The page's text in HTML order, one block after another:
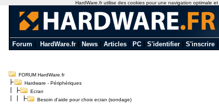
Forum HardWare.fr News Articles PC S'identifier S'inscrire
FORUM HardWare.fr
Hardware - Périphériques
Ecran
Besoin d'aide pour choix ecran (sondage)
HardWare.fr utilise des cookies pour une navigation optimale